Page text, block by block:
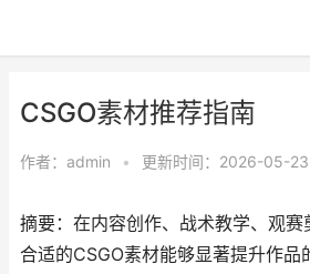
CSGO素材推荐指南
作者： admin • 更新时间：2026-05-23
摘要：在内容创作、战术教学、观赛
合适的CSGO素材能够显著提升作品